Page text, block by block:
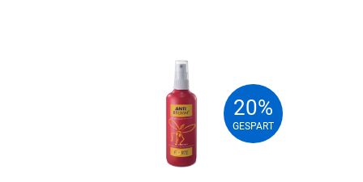
20%
GESPART
20%
GESPART